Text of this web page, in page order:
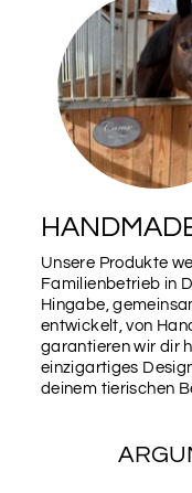
HELLGRÜN
ORANGE
Unsere Produkte
Familienbetrieb in
Hingabe,
entwickelt, von
garantieren wir dir
einzigartiges
deinem tierischen